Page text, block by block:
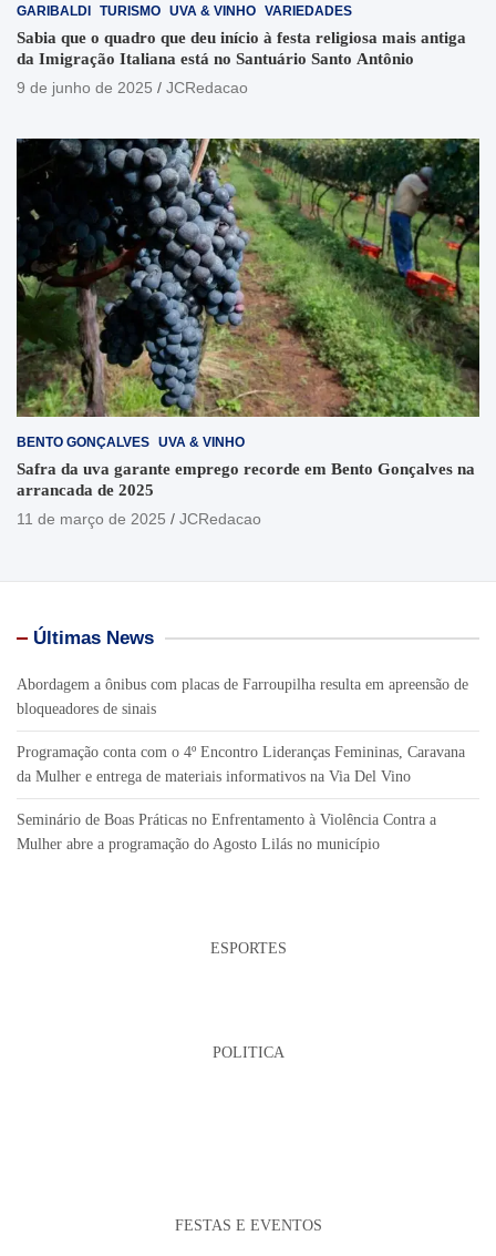
GARIBALDI TURISMO UVA & VINHO VARIEDADES
Sabia que o quadro que deu início à festa religiosa mais antiga
da Imigração Italiana está no Santuário Santo Antônio
9 de junho de 2025
JCRedacao
BENTO GONÇALVES UVA & VINHO
Safra da uva garante emprego recorde em Bento Gonçalves na
arrancada de 2025
11 de março de 2025
JCRedacao
Últimas News
Abordagem a ônibus com placas de Farroupilha resulta em apreensão de
bloqueadores de sinais
Programação conta com o 4º Encontro Lideranças Femininas, Caravana
da Mulher e entrega de materiais informativos na Via Del Vino
Seminário de Boas Práticas no Enfrentamento à Violência Contra a
Mulher abre a programação do Agosto Lilás no município
ESPORTES
POLITICA
FESTAS E EVENTOS